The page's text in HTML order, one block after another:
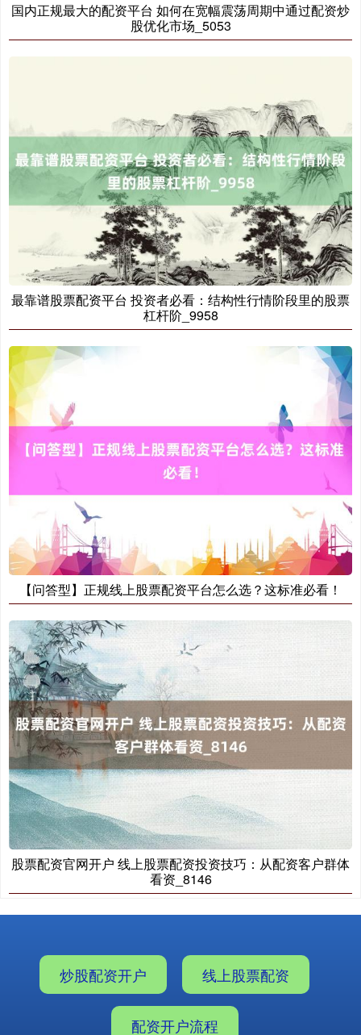
国内正规最大的配资平台 如何在宽幅震荡周期中通过配资炒
股优化市场_5053
最靠谱股票配资平台 投资者必看：结构性行情阶段里的股票
杠杆阶_9958
【问答型】正规线上股票配资平台怎么选？这标准必看！
股票配资官网开户 线上股票配资投资技巧：从配资客户群体
看资_8146
炒股配资开户 线上股票配资
配资开户流程